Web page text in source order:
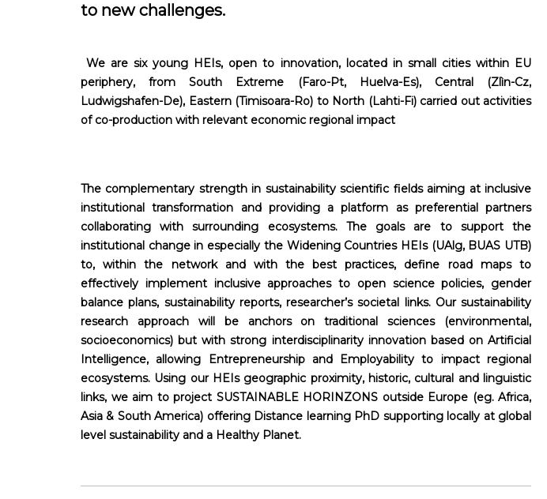
to new challenges.
We are six young HEIs, open to innovation, located in small cities within EU
periphery, from South Extreme (Faro-Pt, Huelva-Es), Central (Zlìn-Cz,
Ludwigshafen-De), Eastern (Timisoara-Ro) to North (Lahti-Fi) carried out activities
of co-production with relevant economic regional impact
The complementary strength in sustainability scientific fields aiming at inclusive
institutional transformation and providing a platform as preferential partners
collaborating with surrounding ecosystems. The goals are to support the
institutional change in especially the Widening Countries HEIs (UAlg, BUAS UTB)
to, within the network and with the best practices, define road maps to
effectively implement inclusive approaches to open science policies, gender
balance plans, sustainability reports, researcher’s societal links. Our sustainability
research approach will be anchors on traditional sciences (environmental,
socioeconomics) but with strong interdisciplinarity innovation based on Artificial
Intelligence, allowing Entrepreneurship and Employability to impact regional
ecosystems. Using our HEIs geographic proximity, historic, cultural and linguistic
links, we aim to project SUSTAINABLE HORINZONS outside Europe (eg. Africa,
Asia & South America) offering Distance learning PhD supporting locally at global
level sustainability and a Healthy Planet.